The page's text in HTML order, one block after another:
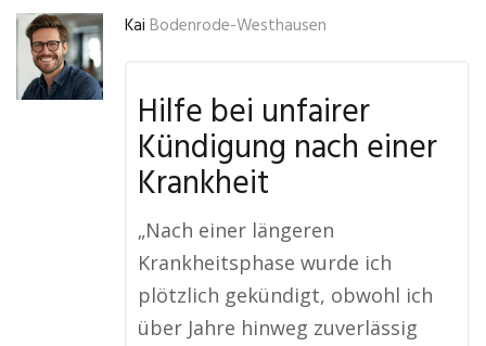
Kai Bodenrode-Westhausen
Hilfe bei unfairer
Kündigung nach einer
Krankheit
„Nach einer längeren
Krankheitsphase wurde ich
plötzlich gekündigt, obwohl ich
über Jahre hinweg zuverlässig